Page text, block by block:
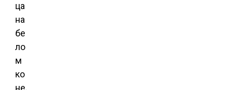
ца
на
бе
ло
м
ко